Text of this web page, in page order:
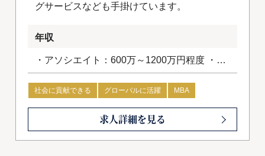
グサービスなども手掛けています。
年収
・アソシエイト：600万～1200万円程度 ・コ
ンサルタント：1200万円～1800万円程度
社会に貢献できる グローバルに活躍 MBA
求人詳細を見る